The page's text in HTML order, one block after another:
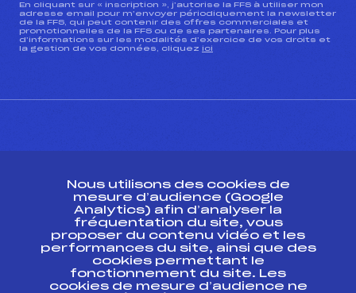
En cliquant sur « inscription », j’autorise la FFS à utiliser mon
adresse email pour m’envoyer périodiquement la newsletter
de la FFS, qui peut contenir des offres commerciales et
promotionnelles de la FFS ou de ses partenaires. Pour plus
d’informations sur les modalités d’exercice de vos droits et
la gestion de vos données, cliquez ici
Ressources
Pass’Neige
Projet sportif fédéral
Projet de performance fédéral
Nous utilisons des cookies de
mesure d’audience (Google
Analytics) afin d’analyser la
fréquentation du site, vous
proposer du contenu vidéo et les
performances du site, ainsi que des
cookies permettant le
fonctionnement du site. Les
cookies de mesure d’audience ne